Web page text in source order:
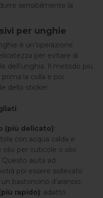
sensibilmente la
per unghie
è un’operazione
per evitare di
dell’unghia. Il metodo più
la colla e poi
dello sticker.
:
(più delicato):
con acqua calda e
olio per cuticole o olio
Questo aiuta ad
poi essere sollevato
bastoncino d’arancio.
rapido): adatto